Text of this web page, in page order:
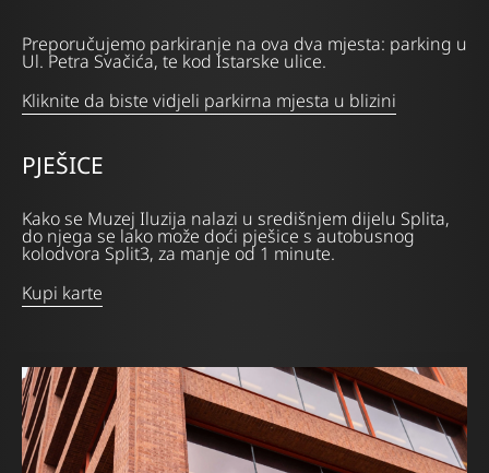
Preporučujemo parkiranje na ova dva mjesta: parking u
Ul. Petra Svačića, te kod Istarske ulice.
Kliknite da biste vidjeli parkirna mjesta u blizini
PJEŠICE
Kako se Muzej Iluzija nalazi u središnjem dijelu Splita,
do njega se lako može doći pješice s autobusnog
kolodvora Split3, za manje od 1 minute.
Kupi karte